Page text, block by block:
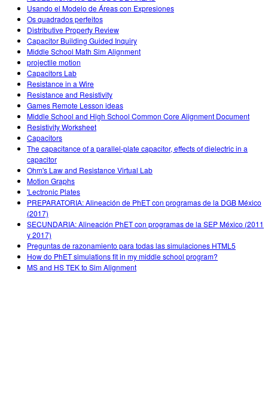
Usando el Modelo de Áreas con Expresiones
Os quadrados perfeitos
Distributive Property Review
Capacitor Building Guided Inquiry
Middle School Math Sim Alignment
projectile motion
Capacitors Lab
Resistance in a Wire
Resistance and Resistivity
Games Remote Lesson ideas
Middle School and High School Common Core Alignment Document
Resistivity Worksheet
Capacitors
The capacitance of a parallel-plate capacitor, effects of dielectric in a
capacitor
Ohm's Law and Resistance Virtual Lab
Motion Graphs
'Lectronic Plates
PREPARATORIA: Alineación de PhET con programas de la DGB México
(2017)
SECUNDARIA: Alineación PhET con programas de la SEP México (2011
y 2017)
Preguntas de razonamiento para todas las simulaciones HTML5
How do PhET simulations fit in my middle school program?
MS and HS TEK to Sim Alignment